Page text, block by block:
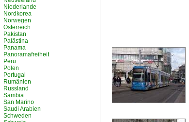
Niederlande
Nordkorea
Norwegen
Österreich
Pakistan
Palästina
Panama
Panoramafreiheit
Peru
Polen
Portugal
Rumänien
Russland
Sambia
San Marino
Saudi Arabien
Schweden